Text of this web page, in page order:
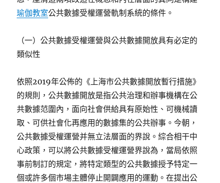
瑜伽教室公共數據受權運營軌制系統的條件。
（一）公共數據受權運營與公共數據開放具有必定的
類似性
依照2019年公佈的《上海市公共數據開放暫行措施》
的規則，公共數據開放是指公共治理和辦事機構在公
共數據范圍內，面向社會供給具有原始性、可機械讀
取、可供社會化再應用的數據集的公共辦事。今朝，
公共數據受權運營并無立法層面的界說。綜合相干中
心政策，可以將公共數據受權運營界說為，當局依照
事前制訂的規定，將特定類型的公共數據授予特定一
個或許多個市場主體停止開闢應用的運動。在提出公